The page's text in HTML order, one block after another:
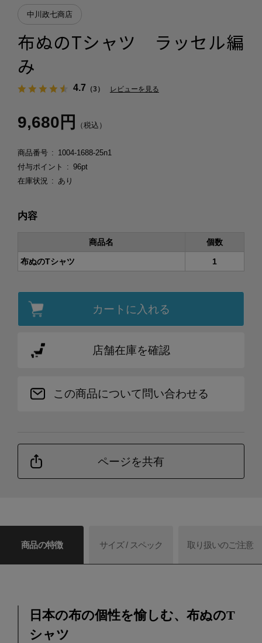
中川政七商店
布ぬのTシャツ ラッセル編
み
4.7 （3） レビューを見る
9,680円 （税込）
商品番号
1004-1688-25n1
付与ポイント
96pt
在庫状況
あり
カートに入れる
店舗在庫を確認
内容
商品名 個数
布ぬのTシャツ 1
この商品について問い合わせる
ページを共有
商品の特徴 サイズ / スペック 取り扱いのご注意
日本の布の個性を愉しむ、布ぬのT
シャツ